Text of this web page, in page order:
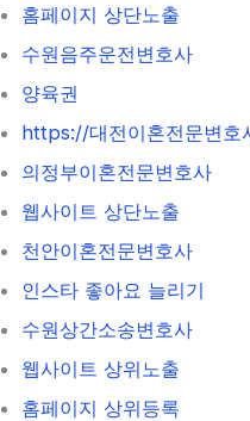
홈페이지 상단노출
수원음주운전변호사
양육권
https://대전이혼전문변호
의정부이혼전문변호사
웹사이트 상단노출
천안이혼전문변호사
인스타 좋아요 늘리기
수원상간소송변호사
웹사이트 상위노출
홈페이지 상위등록